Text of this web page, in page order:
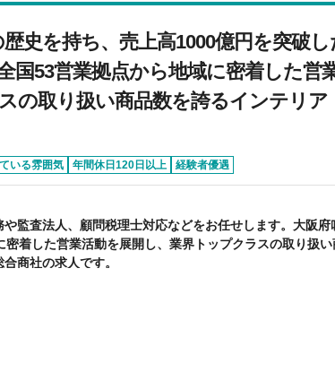
歴史を持ち、売上高1000億円を突破
国53営業拠点から地域に密着した営
の取り扱い商品数を誇るインテリア
いる雰囲気 年間休日120日以上 経験者優遇
監査法人、顧問税理士対応などをお任せします。大阪府
密着した営業活動を展開し、業界トップクラスの取り扱
商社の求人です。